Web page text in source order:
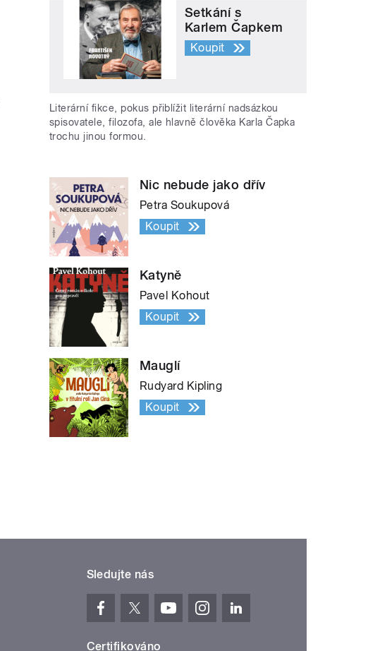
Setkání s
Karlem Čapkem
Koupit
Literární fikce, pokus přiblížit literární nadsázkou
spisovatele, filozofa, ale hlavně člověka Karla Čapka
trochu jinou formou.
Nic nebude jako dřív
Petra Soukupová
Koupit
Katyně
Pavel Kohout
Koupit
Mauglí
Rudyard Kipling
Koupit
Sledujte nás
Certifikováno